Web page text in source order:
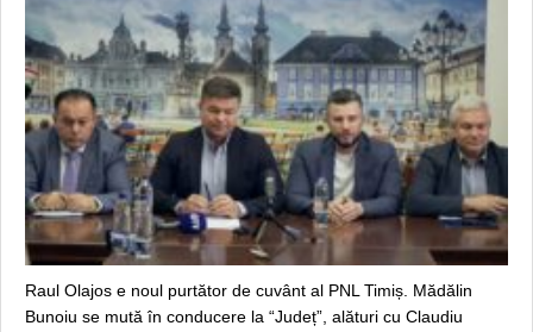
Raul Olajos e noul purtător de cuvânt al PNL Timiș. Mădălin
Bunoiu se mută în conducere la “Județ”, alături cu Claudiu